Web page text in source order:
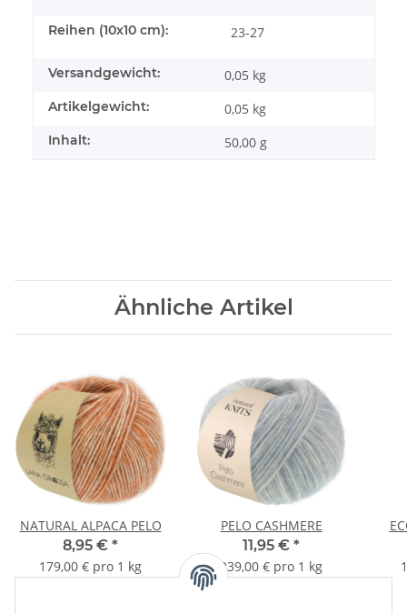
Reihen (10x10 cm): 23-27
Versandgewicht: 0,05 kg
Artikelgewicht: 0,05 kg
Inhalt: 50,00 g
Ähnliche Artikel
NATURAL ALPACA PELO
8,95 € *
179,00 € pro 1 kg
PELO CASHMERE
11,95 € *
239,00 € pro 1 kg